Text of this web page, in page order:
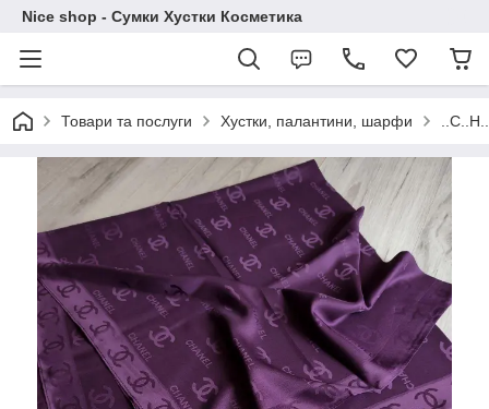
Nice shop - Сумки Хустки Косметика
Товари та послуги Хустки, палантини, шарфи